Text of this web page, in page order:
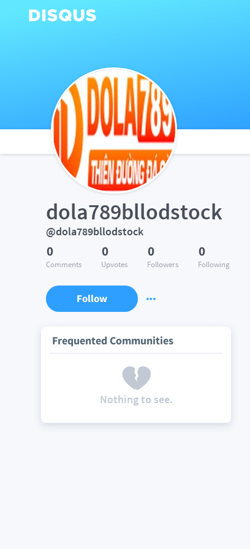
dola789bllodstock
@dola789bllodstock
0
Comments
0
Upvotes
0
Followers
0
Following
Follow
Frequented Communities
Nothing to see.